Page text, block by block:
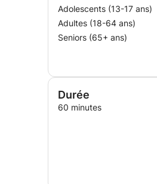
Adolescents (13-17 ans)
Adultes (18-64 ans)
Seniors (65+ ans)
Durée
60 minutes